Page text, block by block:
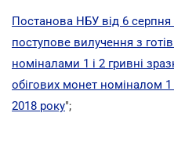
Постанова НБУ від 6
поступове вилучення з
номіналами 1 і 2 гривні
обігових монет номіналом
2018 року";